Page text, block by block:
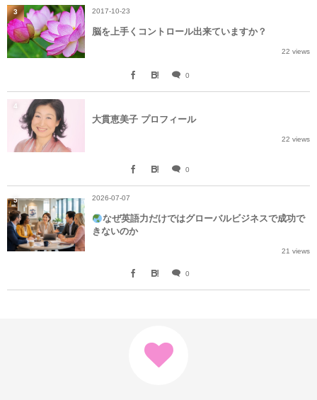
2017-10-23
脳を上手くコントロール出来ていますか？
22 views
0
3
大貫恵美子 プロフィール
22 views
0
4
2026-07-07
なぜ英語力だけではグローバルビジネスで成功で
きないのか
21 views
0
5